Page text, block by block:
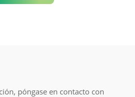
póngase en contacto con